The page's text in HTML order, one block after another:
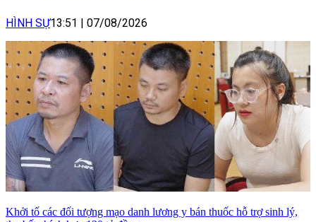
HÌNH SỰ13:51 07/08/2026
Khởi tố các đối tượng mạo danh lương y bán thuốc hỗ trợ sinh lý,